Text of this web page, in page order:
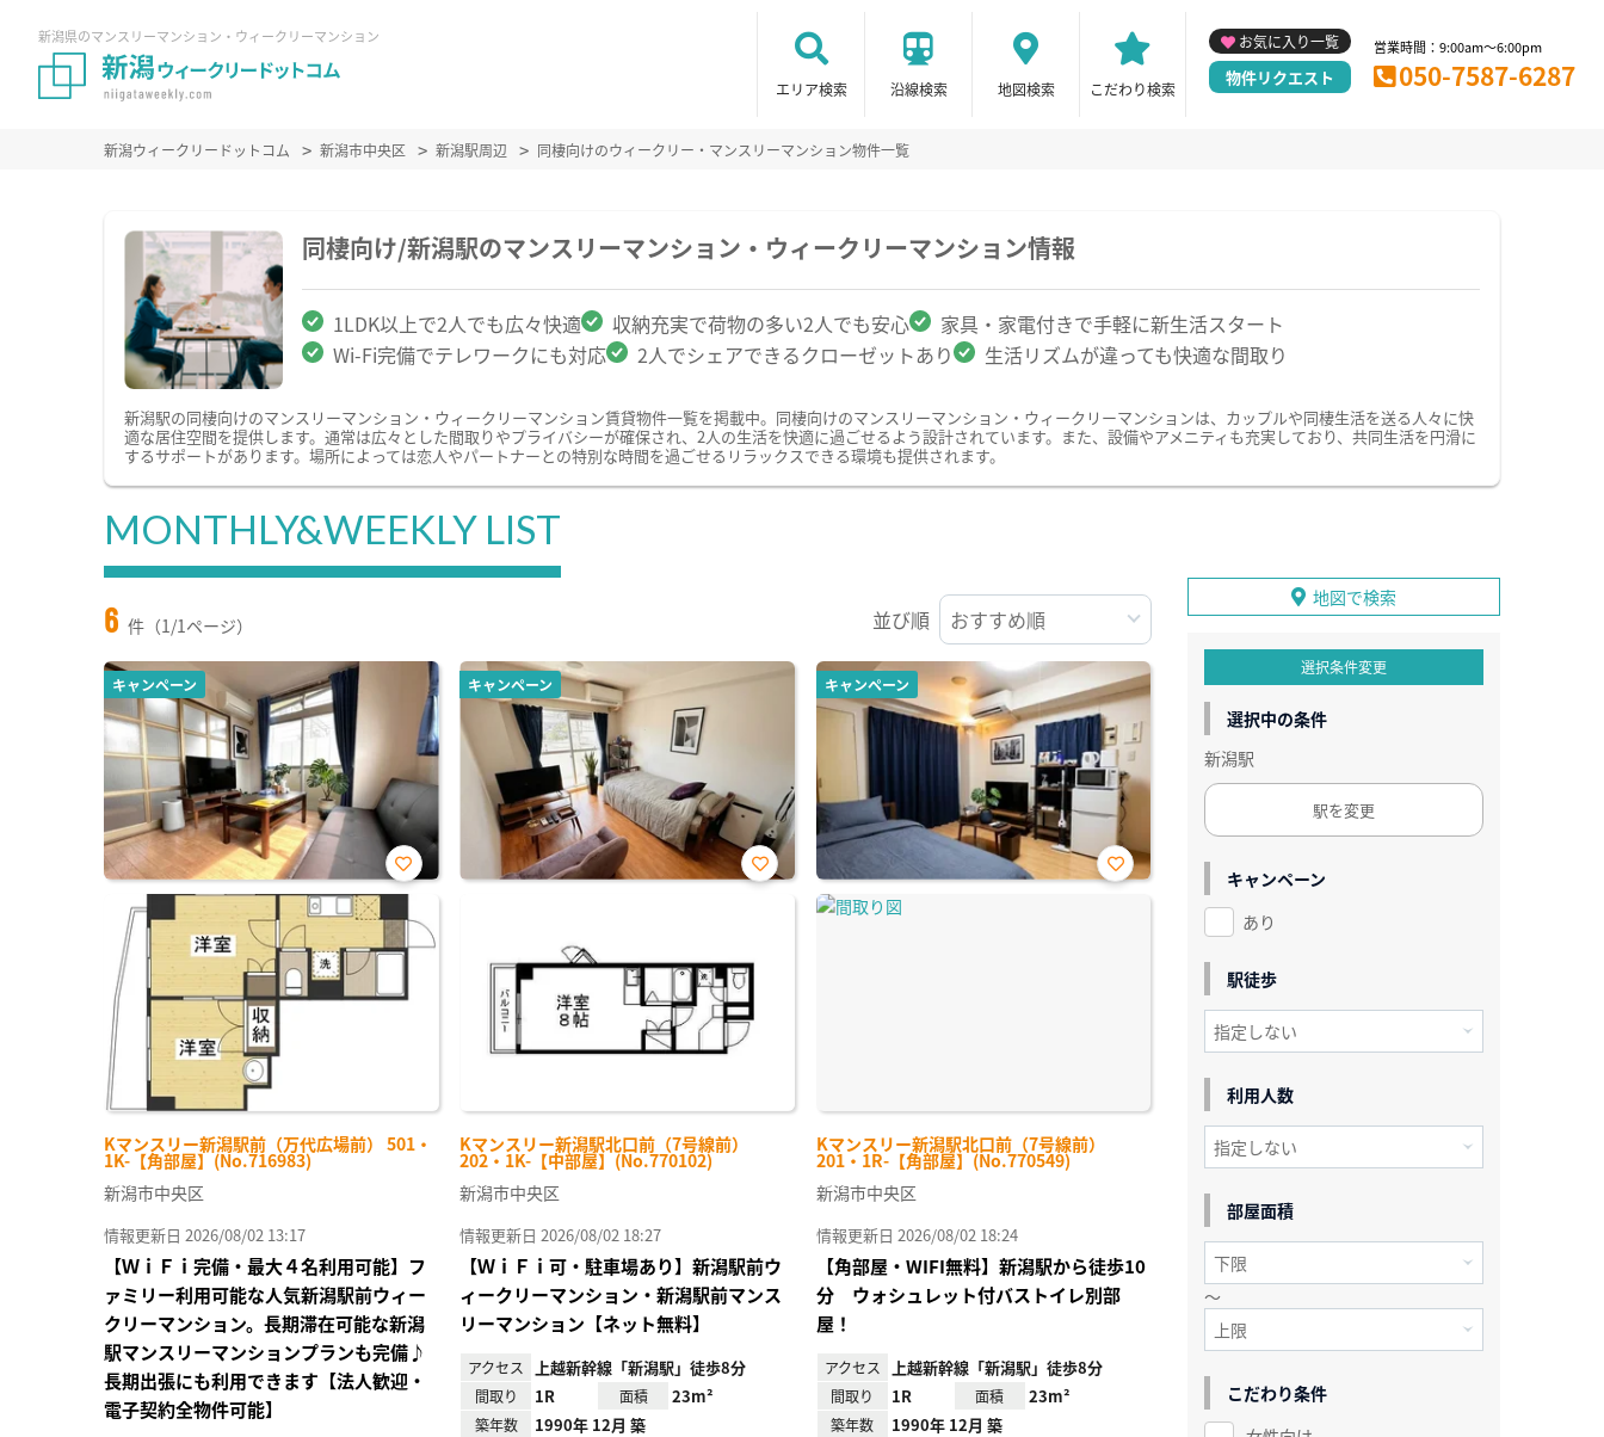
新潟県のマンスリーマンション・ウィークリーマンション
エリア検索 沿線検索 地図検索 こだわり検索
お気に入り一覧
物件リクエスト
営業時間：9:00am～6:00pm
050-7587-6287
新潟ウィークリードットコム 新潟市中央区 新潟駅周辺 同棲向けのウィークリー・マンスリーマンション物件一覧
同棲向け/新潟駅のマンスリーマンション・ウィークリーマンション情報
1LDK以上で2人でも広々快適 収納充実で荷物の多い2人でも安心
家具・家電付きで手軽に新生活スタート
Wi-Fi完備でテレワークにも対応
2人でシェアできるクローゼットあり 生活リズムが違っても快適な間取り
新潟駅の同棲向けのマンスリーマンション・ウィークリーマンション賃貸物件一覧を掲載中。同棲向けのマンスリーマンション・ウィークリーマンションは、カップルや同棲生活を送る人々に快
適な居住空間を提供します。通常は広々とした間取りやプライバシーが確保され、2人の生活を快適に過ごせるよう設計されています。また、設備やアメニティも充実しており、共同生活を円滑に
するサポートがあります。場所によっては恋人やパートナーとの特別な時間を過ごせるリラックスできる環境も提供されます。
MONTHLY&WEEKLY LIST
6 件（1/1ページ） 並び順
キャンペーン
Kマンスリー新潟駅前（万代広場前） 501・
1K-【角部屋】(No.716983)
お気
り登
録
新潟市中央区
情報更新日 2026/08/02 13:17
【ＷｉＦｉ完備・最大４名利用可能】フ
ァミリー利用可能な人気新潟駅前ウィー
クリーマンション。長期滞在可能な新潟
駅マンスリーマンションプランも完備♪
長期出張にも利用できます【法人歓迎・
電子契約全物件可能】
キャンペーン
Kマンスリー新潟駅北口前（7号線前）
202・1K-【中部屋】(No.770102)
お気
新潟市中央区
情報更新日 2026/08/02 18:27
【ＷｉＦｉ可・駐車場あり】新潟駅前ウ
ィークリーマンション・新潟駅前マンス
リーマンション【ネット無料】
アクセス 上越新幹線「新潟駅」徒歩8分
間取り 1R 面積 23m²
築年数 1990年 12月 築
キャンペーン
Kマンスリー新潟駅北口前（7号線前）
201・1R-【角部屋】(No.770549)
お気
新潟市中央区
情報更新日 2026/08/02 18:24
【角部屋・WIFI無料】新潟駅から徒歩10
分 ウォシュレット付バストイレ別部
屋！
アクセス 上越新幹線「新潟駅」徒歩8分
間取り 1R 面積 23m²
築年数 1990年 12月 築
地図で検索
選択条件変更
選択中の条件
新潟駅
駅を変更
キャンペーン
あり
駅徒歩
利用人数
部屋面積
～
こだわり条件